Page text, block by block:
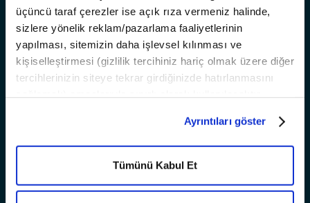
üçüncü taraf çerezler ise açık rıza vermeniz halinde,
sizlere yönelik reklam/pazarlama faaliyetlerinin
yapılması, sitemizin daha işlevsel kılınması ve
kişiselleştirmesi (gizlilik tercihiniz hariç olmak üzere diğer
tercihlerinizin siteye tekrar girdiğinizde hatırlanmasını
yönetebilir, çerezlerle ilgili daha detaylı bilgiyeÇerez
Aydınlatma Metni’ndenulaşabilirsiniz.
Ayrıntıları göster
Tümünü Kabul Et
Kariyer
Bilgi
Satış ve Finansman Koşulları
T10X Yazılım OTA Güncellemeleri
Dijital Premium Paket
Togg Care
Güncellemelerle sürekli yenilenen
en gelişmişT10Xdeneyimi